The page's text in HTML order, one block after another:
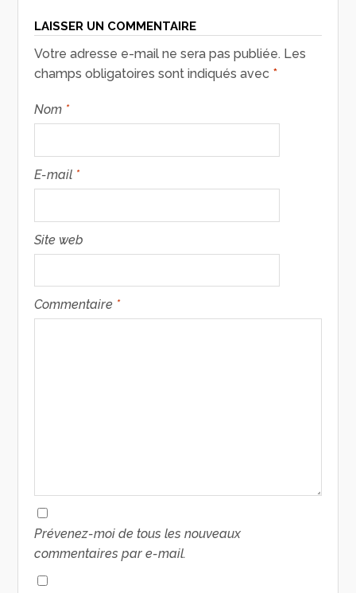
LAISSER UN COMMENTAIRE
Votre adresse e-mail ne sera pas publiée. Les
champs obligatoires sont indiqués avec *
Nom *
E-mail *
Site web
Commentaire *
Prévenez-moi de tous les nouveaux
commentaires par e-mail.